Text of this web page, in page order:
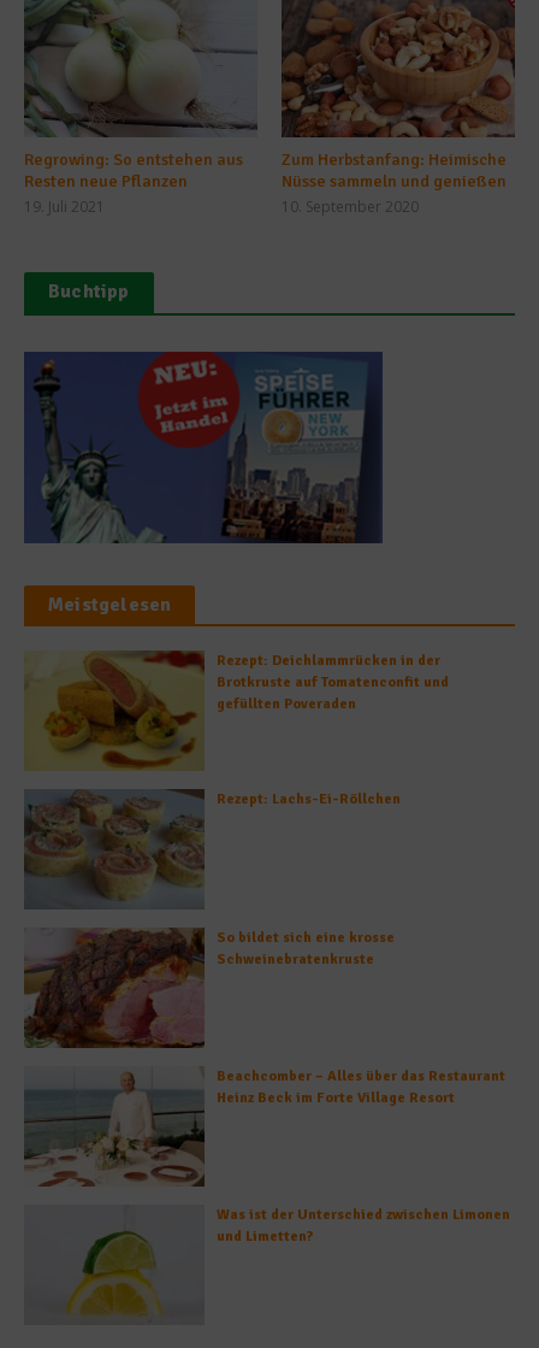
Regrowing: So entstehen aus
Resten neue Pflanzen
19. Juli 2021
Zum Herbstanfang: Heimische
Nüsse sammeln und genießen
10. September 2020
Buchtipp
Meistgelesen
Rezept: Deichlammrücken in der
Brotkruste auf Tomatenconfit und
gefüllten Poveraden
Rezept: Lachs-Ei-Röllchen
So bildet sich eine krosse
Schweinebratenkruste
Beachcomber – Alles über das Restaurant
Heinz Beck im Forte Village Resort
Was ist der Unterschied zwischen Limonen
und Limetten?